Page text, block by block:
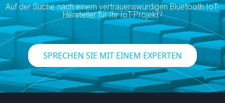
Auf der Suche nach einem vertrauenswürdigen Bluetooth IoT-
Hersteller für Ihr IoT-Projekt?
SPRECHEN SIE MIT EINEM EXPERTEN